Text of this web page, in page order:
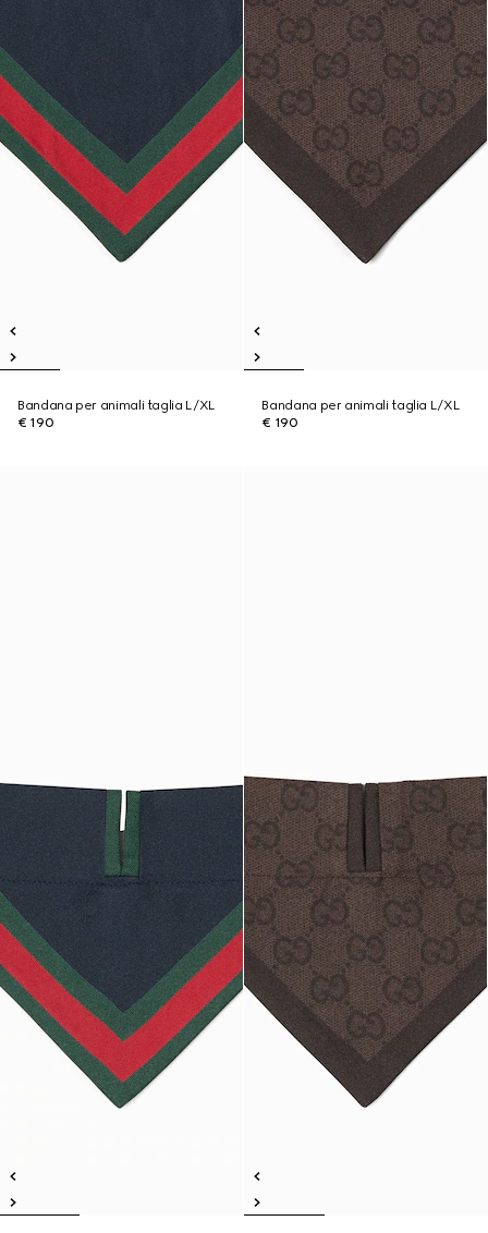
Bandana per animali taglia L/XL
€ 190
Bandana per animali taglia L/XL
€ 190